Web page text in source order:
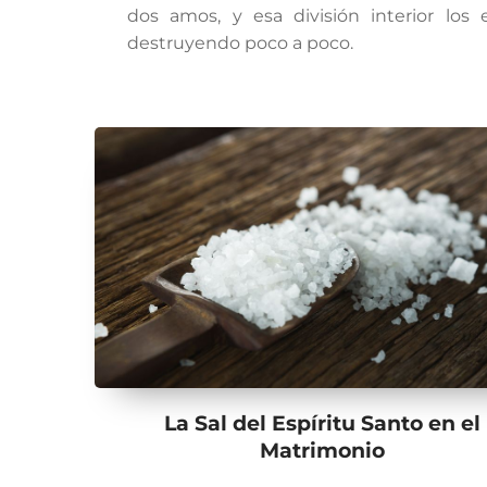
dos amos, y esa división interior los
destruyendo poco a poco.
La Sal del Espíritu Santo en el
Matrimonio